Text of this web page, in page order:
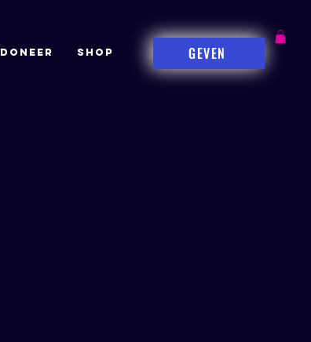
DONEER Shop GEVEN